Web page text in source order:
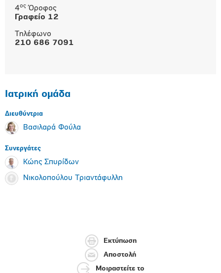
4ος Όροφος
Γραφείο 12
Tηλέφωνο
210 686 7091
Ιατρική ομάδα
Διευθύντρια
Βασιλαρά Φούλα
Συνεργάτες
Κώης Σπυρίδων
Νικολοπούλου Τριαντάφυλλη
Εκτύπωση
Αποστολή
Μοιραστείτε το